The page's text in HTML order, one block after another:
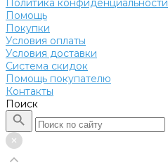
Политика конфиденциальности
Помощь
Покупки
Условия оплаты
Условия доставки
Система скидок
Помощь покупателю
Контакты
Поиск